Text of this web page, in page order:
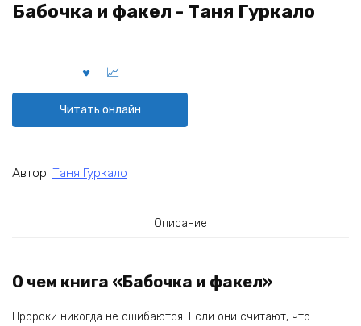
Бабочка и факел - Таня Гуркало
Читать онлайн
Автор: Таня Гуркало
Описание
О чем книга «Бабочка и факел»
Пророки никогда не ошибаются. Если они считают, что